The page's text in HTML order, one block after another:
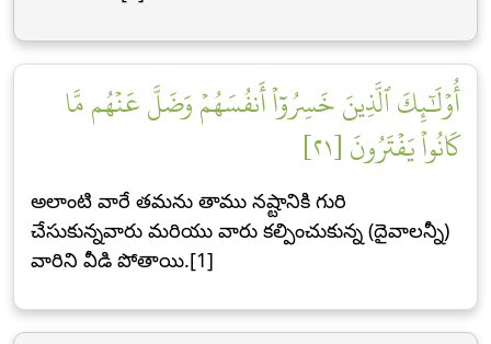
أُوْلَٰٓئِكَ ٱلَّذِينَ خَسِرُوٓاْ أَنفُسَهُمۡ وَضَلَّ عَنۡهُم مَّا
كَانُواْ يَفۡتَرُونَ [٢١]
అలాంటి వారే తమను తాము నష్టానికి గురి
చేసుకున్నవారు మరియు వారు కల్పించుకున్న (దైవాలన్నీ)
వారిని వీడి పోతాయి.[1]